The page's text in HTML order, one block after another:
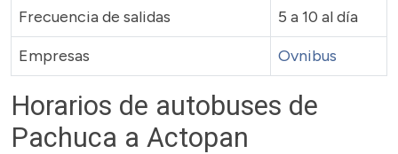
Frecuencia de salidas
5 a 10 al día
Empresas
Ovnibus
Horarios de autobuses de
Pachuca a Actopan